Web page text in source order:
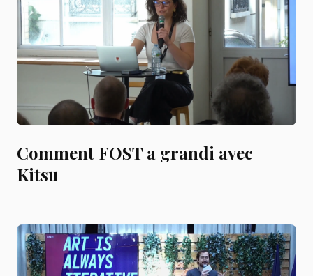
Comment FOST a grandi avec
Kitsu